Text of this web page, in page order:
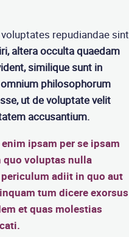
repudiandae sint
altera occulta quaedam
similique sunt in
philosophorum
ut de voluptate velit
accusantium.
ipsam per se ipsam
quo voluptas nulla
adiit in quo aut
tum dicere exorsus
et quas molestias